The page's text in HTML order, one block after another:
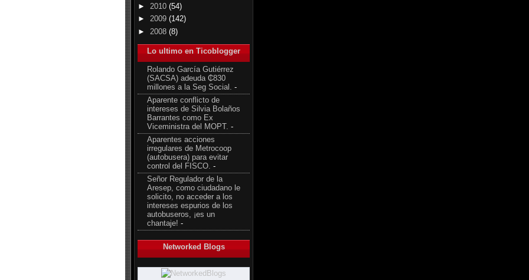
► 2010 (54)
► 2009 (142)
► 2008 (8)
Lo ultimo en Ticoblogger
Rolando García Gutiérrez
(SACSA) adeuda ₵830
millones a la Seg Social. -
Aparente conflicto de
intereses de Silvia Bolaños
Barrantes como Ex
Viceministra del MOPT. -
Aparentes acciones
irregulares de Metrocoop
(autobusera) para evitar
control del FISCO. -
Señor Regulador de la
Aresep, como ciudadano le
solicito, no acceder a los
intereses espurios de los
autobuseros, ¡es un
chantaje! -
Networked Blogs